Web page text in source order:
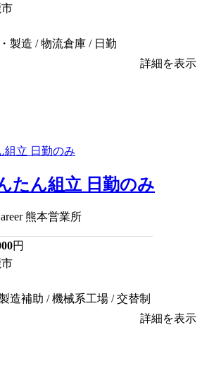
製造 / 物流倉庫 / 日勤
詳細を表示
たん組立 日勤のみ
熊本営業所
円
造補助 / 機械系工場 / 交替制
詳細を表示